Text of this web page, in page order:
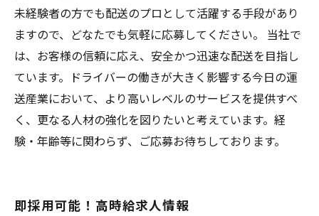
未経験者の方でも配送のプロとして活躍する手段があり
ますので、どなたでも気軽に応募してください。 当社で
は、お客様の信頼に応え、安全かつ迅速な配送を目指し
ています。ドライバーの働きが大きく影響する今日の運
送産業において、より高いレベルのサービスを提供すべ
く、更なる人材の強化を図りたいと考えています。経
験・年齢等に関わらず、ご応募お待ちしております。
即採用可能！高時給求人情報